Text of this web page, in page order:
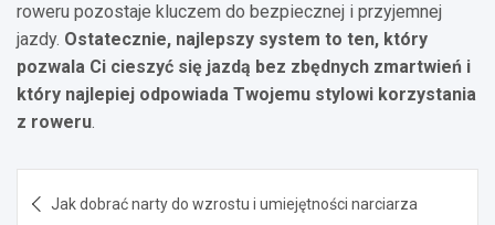
roweru pozostaje kluczem do bezpiecznej i przyjemnej
jazdy. Ostatecznie, najlepszy system to ten, który
pozwala Ci cieszyć się jazdą bez zbędnych zmartwień i
który najlepiej odpowiada Twojemu stylowi korzystania
z roweru.
Jak dobrać narty do wzrostu i umiejętności narciarza